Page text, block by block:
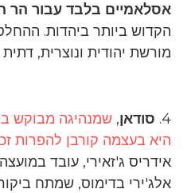
אסלאמיים בלבד עבור הר
הקדוש ביותר ביהדות.
מורשת יהודית ונוצרית,
4. סודאן, שמנהיגה מבוקש
היא בעצמה קורבן להפרות
אידריס ג'זאירי, עובד
אלג'ירי בדימוס, שמתח